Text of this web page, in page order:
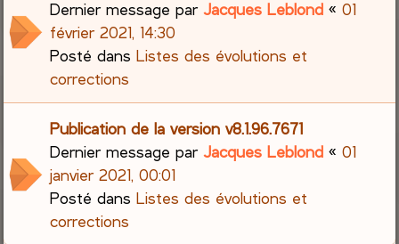
Dernier message parJacques Leblond «01
février 2021, 14:30
Posté dansListes des évolutions et
corrections
Publication de la version v8.1.96.7671
Dernier message parJacques Leblond «01
janvier 2021, 00:01
Posté dansListes des évolutions et
corrections